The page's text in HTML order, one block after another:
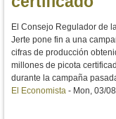
El Consejo Regulador de
Jerte pone fin a una
cifras de producción
millones de picota
durante la campaña
El Economista - Mon, 03/